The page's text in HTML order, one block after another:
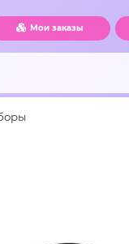
Мои заказы